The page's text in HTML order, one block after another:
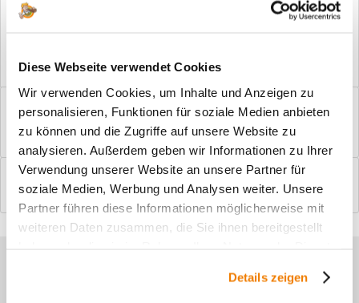
Diese Webseite verwendet Cookies
Wir verwenden Cookies, um Inhalte und Anzeigen zu
personalisieren, Funktionen für soziale Medien anbieten
zu können und die Zugriffe auf unsere Website zu
analysieren. Außerdem geben wir Informationen zu Ihrer
Verwendung unserer Website an unsere Partner für
soziale Medien, Werbung und Analysen weiter. Unsere
Partner führen diese Informationen möglicherweise mit
weiteren Daten zusammen, die Sie ihnen bereitgestellt
Details zeigen
Vorteile
Windfangelemente online am Bildschirm konfigurieren und
einbaufertig bestellen. In wenigen...
Bewertungen
0
Bewertungen lesen, schreiben und diskutieren...mehr
Sie haben Fragen zu unseren